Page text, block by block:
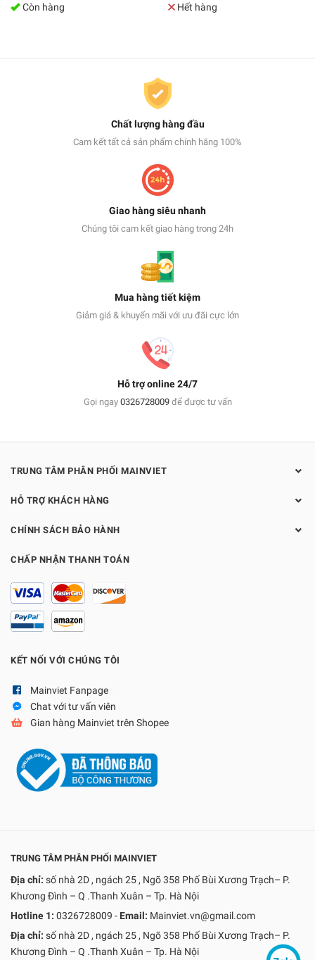
Còn hàng
Hết hàng
Chất lượng hàng đầu
Cam kết tất cả sản phẩm chính hãng 100%
Giao hàng siêu nhanh
Chúng tôi cam kết giao hàng trong 24h
Mua hàng tiết kiệm
Giảm giá & khuyến mãi với ưu đãi cực lớn
Hỗ trợ online 24/7
Gọi ngay 0326728009để được tư vấn
TRUNG TÂM PHÂN PHỐI MAINVIET
HỖ TRỢ KHÁCH HÀNG
CHÍNH SÁCH BẢO HÀNH
CHẤP NHẬN THANH TOÁN
KẾT NỐI VỚI CHÚNG TÔI
Mainviet Fanpage
Chat với tư vấn viên
Gian hàng Mainviet trên Shopee
TRUNG TÂM PHÂN PHỐI MAINVIET
Địa chỉ: số nhà 2D , ngách 25 , Ngõ 358 Phố Bùi Xương Trạch– P.
Khương Đình – Q .Thanh Xuân – Tp. Hà Nội
Hotline 1: 0326728009 - Email: Mainviet.vn@gmail.com
Địa chỉ: số nhà 2D , ngách 25 , Ngõ 358 Phố Bùi Xương Trạch– P.
Khương Đình – Q .Thanh Xuân – Tp. Hà Nội